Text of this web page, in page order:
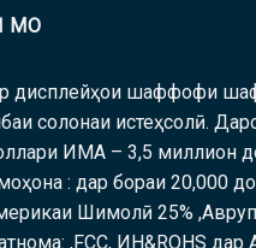
МО
дисплейҳои шаффофи
солонаи истеҳсолӣ.
ИМА – 3,5 миллион
: дар бораи 20,000
Шимолӣ 25%
,FCC, ИН&ROHS дар